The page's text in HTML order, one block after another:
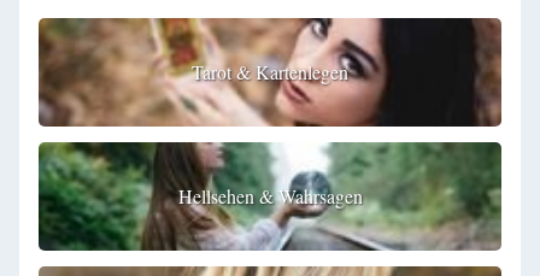
Tarot & Kartenlegen
Hellsehen & Wahrsagen